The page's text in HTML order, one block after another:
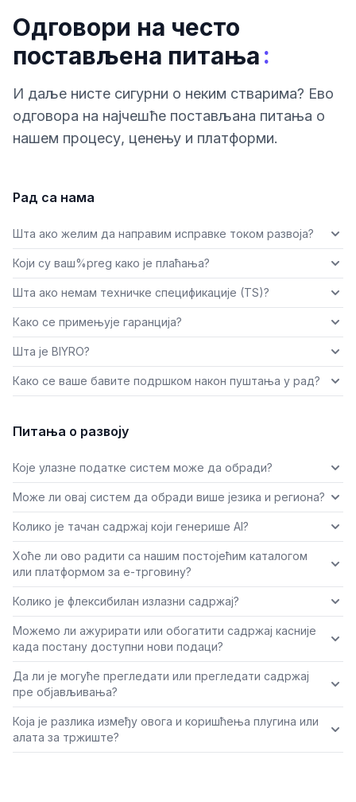
Одговори на често
постављена питања:
И даље нисте сигурни о неким стварима? Ево
одговора на најчешће постављана питања о
нашем процесу, ценењу и платформи.
Рад са нама
Шта ако желим да направим исправке током развоја?
Који су ваш%preg како је плаћања?
Шта ако немам техничке спецификације (TS)?
Како се примењује гаранција?
Шта је BIYRO?
Како се ваше бавите подршком након пуштања у рад?
Питања о развоју
Које улазне податке систем може да обради?
Може ли овај систем да обради више језика и региона?
Колико је тачан садржај који генерише AI?
Хоће ли ово радити са нашим постојећим каталогом
или платформом за е-трговину?
Колико је флексибилан излазни садржај?
Можемо ли ажурирати или обогатити садржај касније
када постану доступни нови подаци?
Да ли је могуће прегледати или прегледати садржај
пре објављивања?
Која је разлика између овога и коришћења плугина или
алата за тржиште?